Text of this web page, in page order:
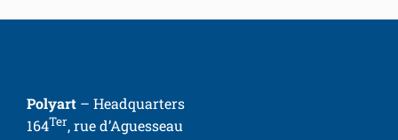
Polyart – Headquarters
164Ter, rue d’Aguesseau